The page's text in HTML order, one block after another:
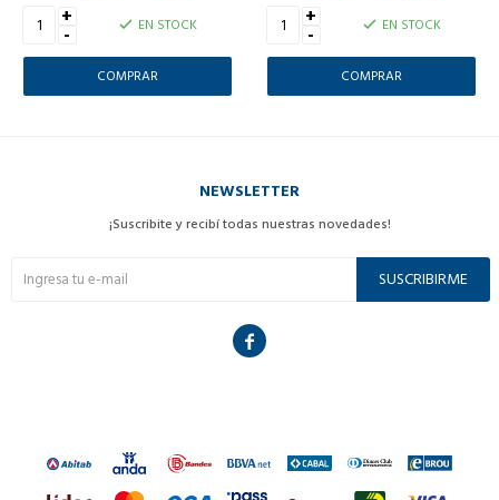
+
- EN STOCK
+
- EN STOCK
NEWSLETTER
¡Suscribite y recibí todas nuestras novedades!
SUSCRIBIRME
